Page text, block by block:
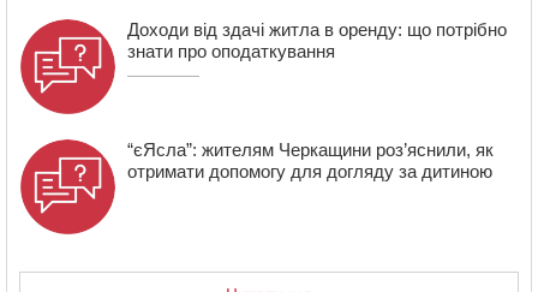
Доходи від здачі житла в оренду: що потрібно
знати про оподаткування
“єЯсла”: жителям Черкащини роз’яснили, як
отримати допомогу для догляду за дитиною